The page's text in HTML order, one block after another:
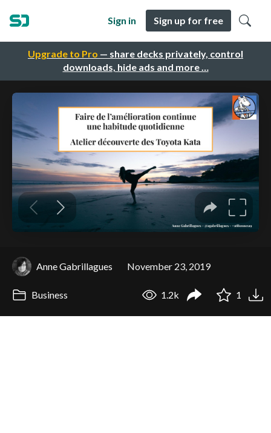
Upgrade to Pro — share decks privately, control
downloads, hide ads and more …
Sign in Sign up for free
Anne Gabrillagues November 23, 2019
Business 1.2k 1